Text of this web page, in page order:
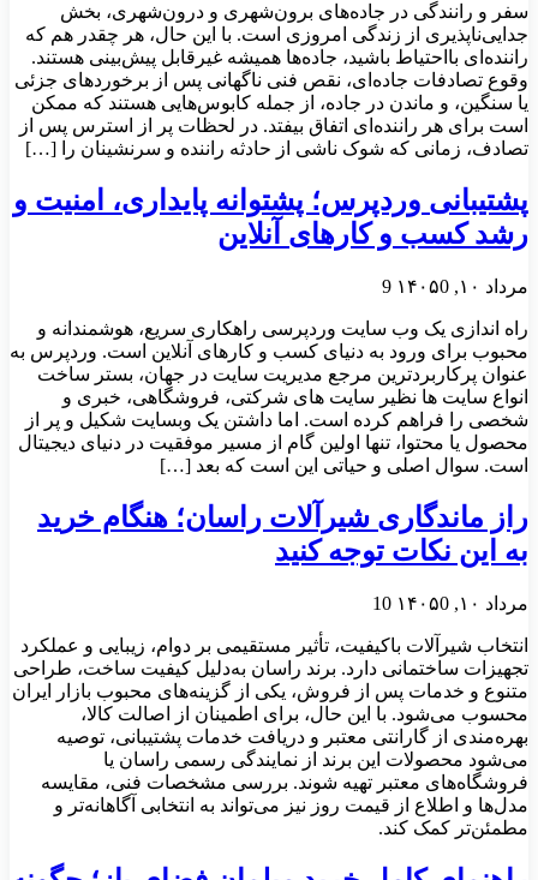
سفر و رانندگی در جاده‌های برون‌شهری و درون‌شهری، بخش
جدایی‌ناپذیری از زندگی امروزی است. با این حال، هر چقدر هم که
راننده‌ای بااحتیاط باشید، جاده‌ها همیشه غیرقابل پیش‌بینی هستند.
وقوع تصادفات جاده‌ای، نقص فنی ناگهانی پس از برخورد‌های جزئی
یا سنگین، و ماندن در جاده، از جمله کابوس‌هایی هستند که ممکن
است برای هر راننده‌ای اتفاق بیفتد. در لحظات پر از استرس پس از
تصادف، زمانی که شوک ناشی از حادثه راننده و سرنشینان را […]
پشتیبانی وردپرس؛ پشتوانه پایداری، امنیت و
رشد کسب‌ و کارهای آنلاین
مرداد ۱۰, ۱۴۰۵ 0
9
راه اندازی یک وب سایت وردپرسی راهکاری سریع، هوشمندانه و
محبوب برای ورود به دنیای کسب و کارهای آنلاین است. وردپرس به
عنوان پرکاربردترین مرجع مدیریت سایت در جهان، بستر ساخت
انواع سایت ها نظیر سایت های شرکتی، فروشگاهی، خبری و
شخصی را فراهم کرده است. اما داشتن یک وبسایت شکیل و پر از
محصول یا محتوا، تنها اولین گام از مسیر موفقیت در دنیای دیجیتال
است. سوال اصلی و حیاتی این است که بعد […]
راز ماندگاری شیرآلات راسان؛ هنگام خرید
به این نکات توجه کنید
مرداد ۱۰, ۱۴۰۵ 0
10
انتخاب شیرآلات باکیفیت، تأثیر مستقیمی بر دوام، زیبایی و عملکرد
تجهیزات ساختمانی دارد. برند راسان به‌دلیل کیفیت ساخت، طراحی
متنوع و خدمات پس از فروش، یکی از گزینه‌های محبوب بازار ایران
محسوب می‌شود. با این حال، برای اطمینان از اصالت کالا،
بهره‌مندی از گارانتی معتبر و دریافت خدمات پشتیبانی، توصیه
می‌شود محصولات این برند از نمایندگی رسمی راسان یا
فروشگاه‌های معتبر تهیه شوند. بررسی مشخصات فنی، مقایسه
مدل‌ها و اطلاع از قیمت روز نیز می‌تواند به انتخابی آگاهانه‌تر و
مطمئن‌تر کمک کند.